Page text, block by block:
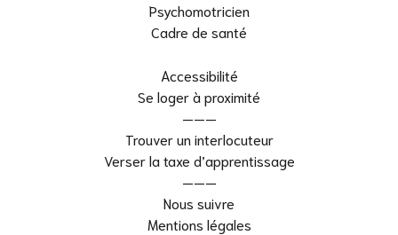
Psychomotricien
Cadre de santé
Accessibilité
Se loger à proximité
———
Trouver un interlocuteur
Verser la taxe d’apprentissage
———
Nous suivre
Mentions légales